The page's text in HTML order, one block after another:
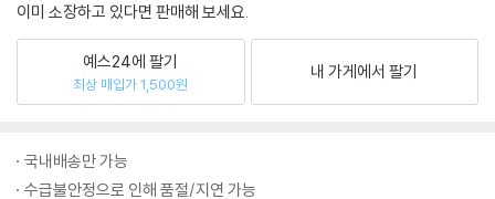
이미 소장하고 있다면 판매해 보세요.
예스24에 팔기
최상 매입가 1,500원
내 가게에서 팔기
국내배송만 가능
수급불안정으로 인해 품절/지연 가능